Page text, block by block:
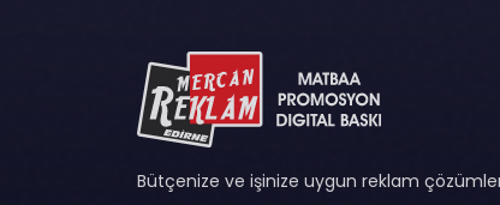
Bütçenize ve işinize uygun reklam